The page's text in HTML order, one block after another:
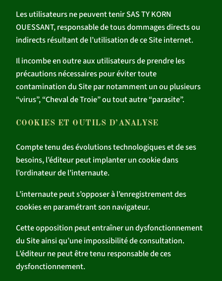
Les utilisateurs ne peuvent tenir SAS TY KORN
OUESSANT, responsable de tous dommages directs ou
indirects résultant de l’utilisation de ce Site internet.
Il incombe en outre aux utilisateurs de prendre les
précautions nécessaires pour éviter toute
contamination du Site par notamment un ou plusieurs
“virus”, “Cheval de Troie” ou tout autre “parasite”.
COOKIES ET OUTILS D’ANALYSE
Compte tenu des évolutions technologiques et de ses
besoins, l’éditeur peut implanter un cookie dans
l’ordinateur de l’internaute.
L’internaute peut s’opposer à l’enregistrement des
cookies en paramétrant son navigateur.
Cette opposition peut entraîner un dysfonctionnement
du Site ainsi qu’une impossibilité de consultation.
L’éditeur ne peut être tenu responsable de ces
dysfonctionnement.